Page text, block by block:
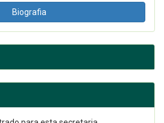
Biografia